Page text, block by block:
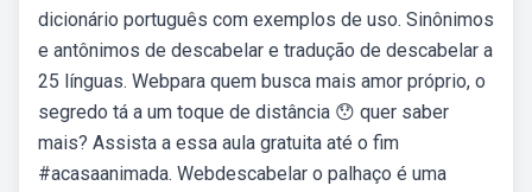
dicionário português com exemplos de uso. Sinônimos
e antônimos de descabelar e tradução de descabelar a
25 línguas. Webpara quem busca mais amor próprio, o
segredo tá a um toque de distância 😯 quer saber
mais? Assista a essa aula gratuita até o fim
#acasaanimada. Webdescabelar o palhaço é uma